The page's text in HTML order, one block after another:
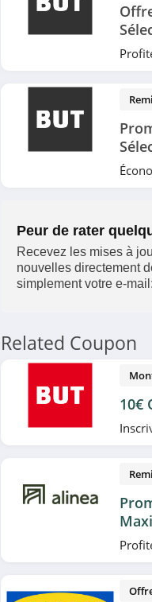
Peur de rater
Recevez les mises à
nouvelles directement
simplement votre e-mail:
Related Coupon
10€